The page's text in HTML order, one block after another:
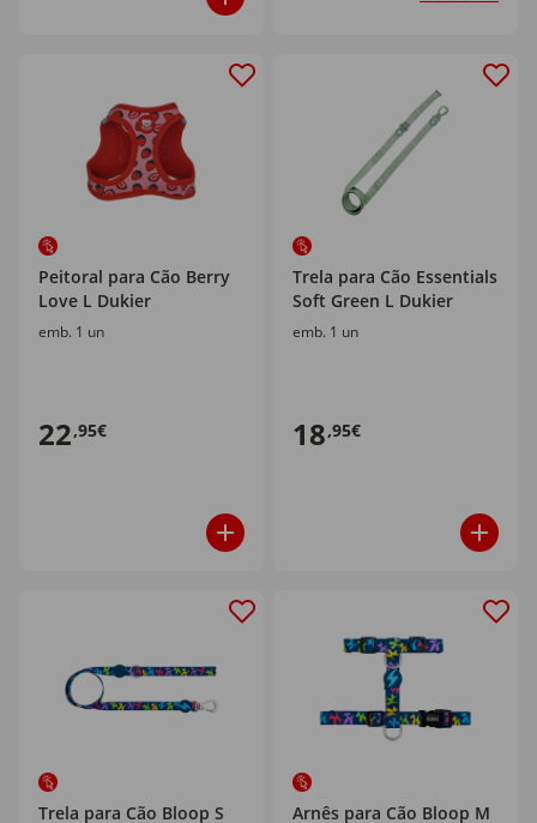
Peitoral para Cão Berry
Love L Dukier
emb. 1 un
22,95€
Trela para Cão Essentials
Soft Green L Dukier
emb. 1 un
18,95€
Trela para Cão Bloop S
Arnês para Cão Bloop M